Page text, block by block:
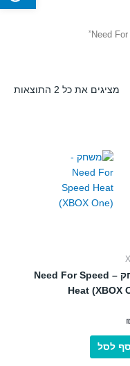
מציגים את כל ⁦2⁩ התוצאות
משחק – Need For Speed
Heat (XBOX
לסל